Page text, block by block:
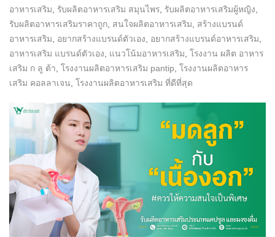
อาหารเสริม
รับผลิตอาหารเสริม สมุนไพร รับผลิตอาหารเสริมผู้หญิง
รับผลิตอาหารเสริมราคาถูก สนใจผลิตอาหารเสริม
สร้างแบรนด์
อาหารเสริม
อยากสร้างแบรนด์ตัวเอง อยากสร้างแบรนด์อาหารเสริม
อาหารเสริม แบรนด์ตัวเอง
แนวโน้มอาหารเสริม โรงงาน ผลิต อาหาร
เสริม ก ลู ต้า โรงงานผลิตอาหารเสริม pantip โรงงานผลิตอาหาร
เสริม คอลลาเจน โรงงานผลิตอาหารเสริม ที่ดีที่สุด